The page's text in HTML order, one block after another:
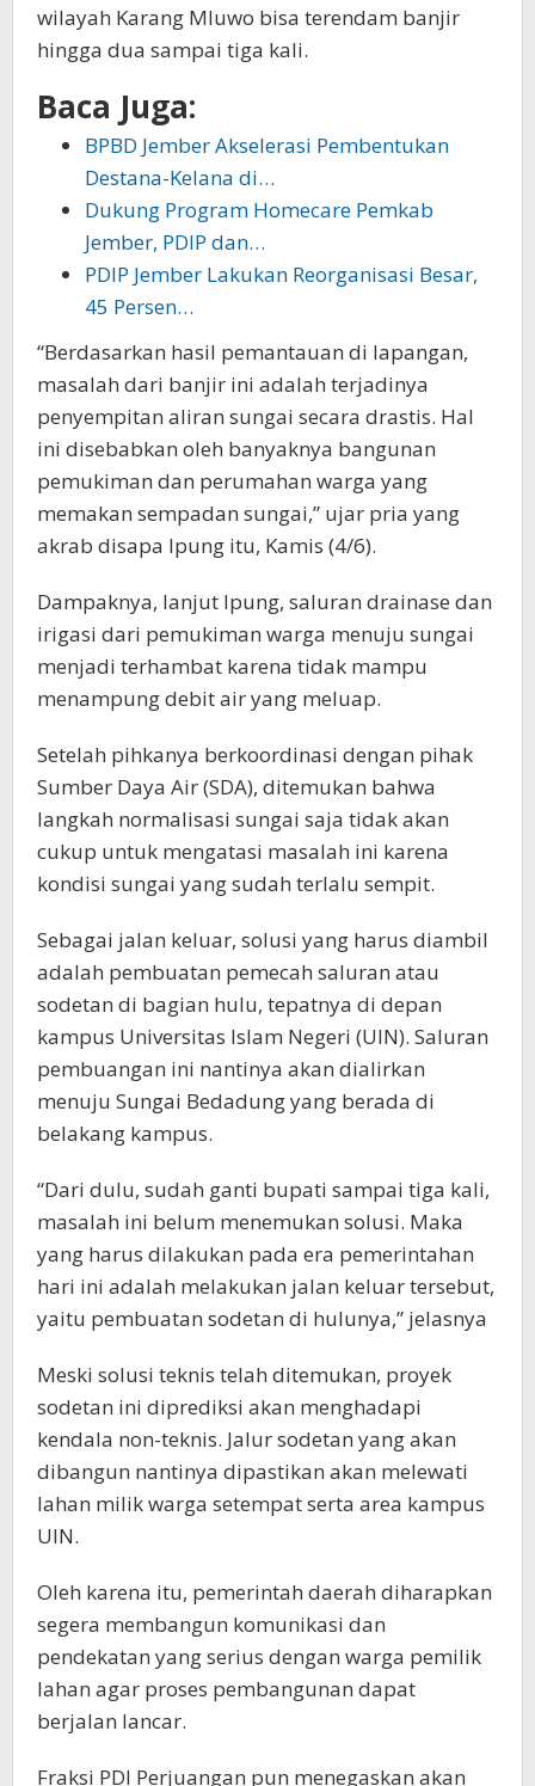
wilayah Karang Mluwo bisa terendam banjir
hingga dua sampai tiga kali.
Baca Juga:
BPBD Jember Akselerasi Pembentukan
Destana-Kelana di…
Dukung Program Homecare Pemkab
Jember, PDIP dan…
PDIP Jember Lakukan Reorganisasi Besar,
45 Persen…
“Berdasarkan hasil pemantauan di lapangan,
masalah dari banjir ini adalah terjadinya
penyempitan aliran sungai secara drastis. Hal
ini disebabkan oleh banyaknya bangunan
pemukiman dan perumahan warga yang
memakan sempadan sungai,” ujar pria yang
akrab disapa Ipung itu, Kamis (4/6).
Dampaknya, lanjut Ipung, saluran drainase dan
irigasi dari pemukiman warga menuju sungai
menjadi terhambat karena tidak mampu
menampung debit air yang meluap.
Setelah pihkanya berkoordinasi dengan pihak
Sumber Daya Air (SDA), ditemukan bahwa
langkah normalisasi sungai saja tidak akan
cukup untuk mengatasi masalah ini karena
kondisi sungai yang sudah terlalu sempit.
Sebagai jalan keluar, solusi yang harus diambil
adalah pembuatan pemecah saluran atau
sodetan di bagian hulu, tepatnya di depan
kampus Universitas Islam Negeri (UIN). Saluran
pembuangan ini nantinya akan dialirkan
menuju Sungai Bedadung yang berada di
belakang kampus.
“Dari dulu, sudah ganti bupati sampai tiga kali,
masalah ini belum menemukan solusi. Maka
yang harus dilakukan pada era pemerintahan
hari ini adalah melakukan jalan keluar tersebut,
yaitu pembuatan sodetan di hulunya,” jelasnya
Meski solusi teknis telah ditemukan, proyek
sodetan ini diprediksi akan menghadapi
kendala non-teknis. Jalur sodetan yang akan
dibangun nantinya dipastikan akan melewati
lahan milik warga setempat serta area kampus
UIN.
Oleh karena itu, pemerintah daerah diharapkan
segera membangun komunikasi dan
pendekatan yang serius dengan warga pemilik
lahan agar proses pembangunan dapat
berjalan lancar.
Fraksi PDI Perjuangan pun menegaskan akan